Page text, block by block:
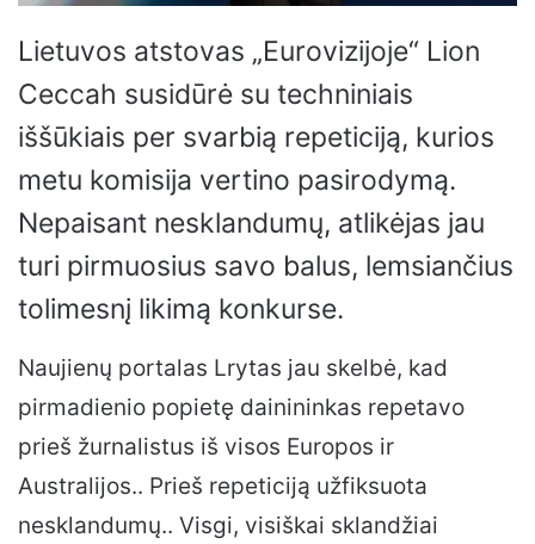
Lietuvos atstovas „Eurovizijoje“ Lion
Ceccah susidūrė su techniniais
iššūkiais per svarbią repeticiją, kurios
metu komisija vertino pasirodymą.
Nepaisant nesklandumų, atlikėjas jau
turi pirmuosius savo balus, lemsiančius
tolimesnį likimą konkurse.
Naujienų portalas Lrytas jau skelbė, kad
pirmadienio popietę dainininkas repetavo
prieš žurnalistus iš visos Europos ir
Australijos.. Prieš repeticiją užfiksuota
nesklandumų.. Visgi, visiškai sklandžiai